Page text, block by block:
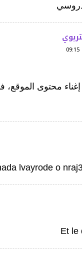
إغناء محتوى
lvayrode o
Et le